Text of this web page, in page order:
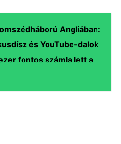
Angliában:
és YouTube-dalok
fontos számla lett a